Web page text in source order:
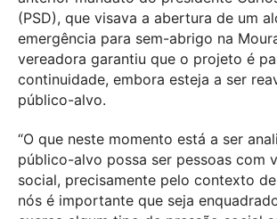
(PSD), que visava a abertura de um
emergência para sem-abrigo na
vereadora garantiu que o projeto é
continuidade, embora esteja a ser
público-alvo.
“O que neste momento está a ser
público-alvo possa ser pessoas com
social, precisamente pelo contexto
nós é importante que seja